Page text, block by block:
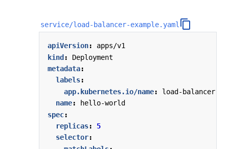
service/load-balancer-example.yaml
apiVersion:
apps/v1
kind:
Deployment
metadata:
labels:
app.kubernetes.io/name:
load-balancer-
name:
hello-world
spec:
replicas:
5
selector: